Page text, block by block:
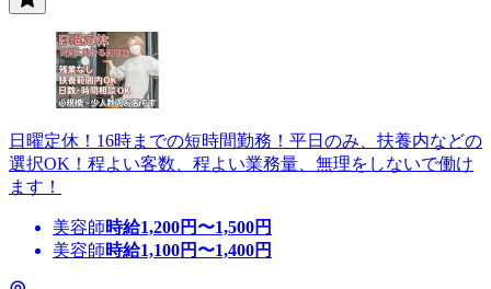
日曜定休！16時までの短時間勤務！平日のみ、扶養内などの
選択OK！程よい客数、程よい業務量、無理をしないで働け
ます！
美容師時給1,200円〜1,500円
美容師時給1,100円〜1,400円